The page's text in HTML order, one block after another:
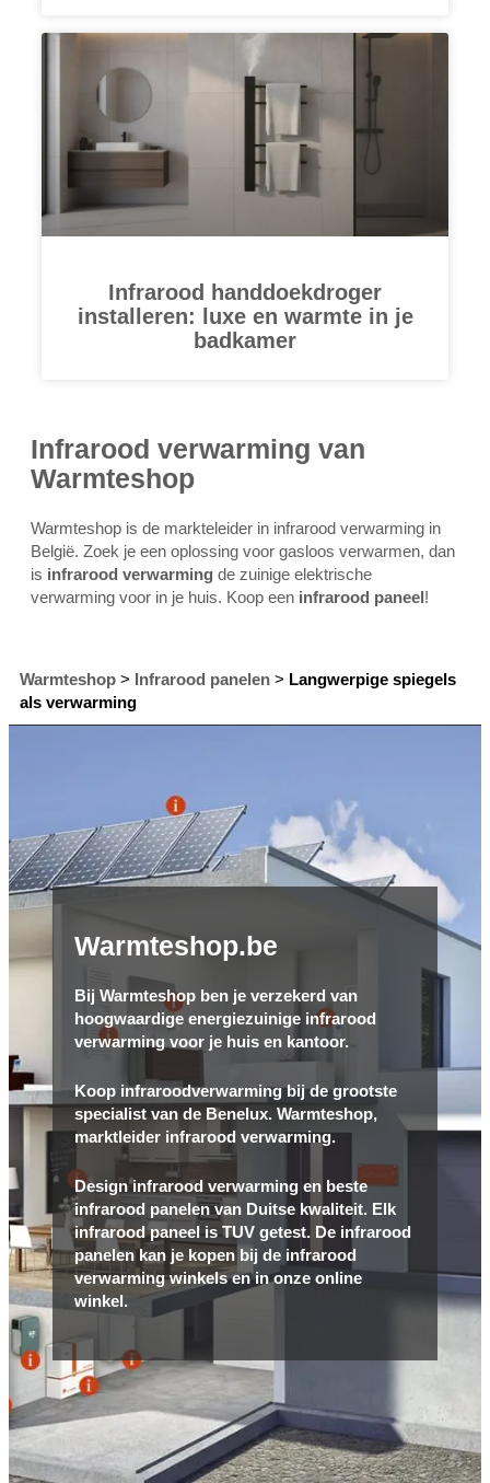
Infrarood handdoekdroger
installeren: luxe en warmte in je
badkamer
Infrarood verwarming van
Warmteshop
Warmteshop is de markteleider in infrarood verwarming in
België. Zoek je een oplossing voor gasloos verwarmen, dan
is infrarood verwarming de zuinige elektrische
verwarming voor in je huis. Koop een infrarood paneel!
Warmteshop > Infrarood panelen > Langwerpige spiegels
als verwarming
Warmteshop.be
Bij Warmteshop ben je verzekerd van
hoogwaardige energiezuinige infrarood
verwarming voor je huis en kantoor.
Koop infraroodverwarming bij de grootste
specialist van de Benelux. Warmteshop,
marktleider infrarood verwarming.
Design infrarood verwarming en beste
infrarood panelen van Duitse kwaliteit. Elk
infrarood paneel is TUV getest. De infrarood
panelen kan je kopen bij de infrarood
verwarming winkels en in onze online
winkel.